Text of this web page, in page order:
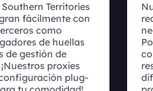
Territories
fácilmente con
como
de huellas
de gestión de
proxies
plug-